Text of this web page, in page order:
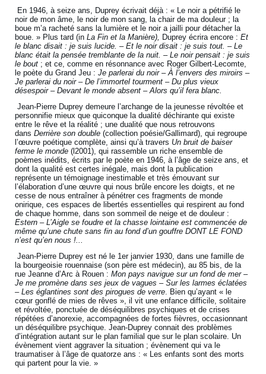
En 1946, à seize ans, Duprey écrivait déjà : « Le noir a pétrifié le
noir de mon âme, le noir de mon sang, la chair de ma douleur ; la
boue m’a racheté sans la lumière et le noir a jailli pour détacher la
boue. » Plus tard (inLa Fin et la Manière), Duprey écrira encore :Et
le blanc disait : je suis lucide. – Et le noir disait : je suis tout. – Le
blanc était la pensée tremblante de la nuit. – Le noir pensait : je suis
le bout ; et ce, comme en résonnance avec Roger Gilbert-Lecomte,
le poète du Grand Jeu :Je parlerai du noir – À l’envers des miroirs –
Je parlerai du noir – De l’immortel tourment – Du plus vieux
désespoir – Devant le monde absent – Alors qu’il fera blanc.
Jean-Pierre Duprey demeure l’archange de la jeunesse révoltée et
personnifie mieux que quiconque la dualité déchirante qui existe
entre le rêve et la réalité ; une dualité que nous retrouvons
dansDerrière son double (collection poésie/Gallimard), qui regroupe
l’œuvre poétique complète, ainsi qu’à travers Un bruit de baiser
ferme le monde(l2001), qui rassemble un riche ensemble de
poèmes inédits, écrits par le poète en 1946, à l’âge de seize ans, et
dont la qualité est certes inégale, mais dont la publication
représente un témoignage inestimable et très émouvant sur
l’élaboration d’une œuvre qui nous brûle encore les doigts, et ne
cesse de nous entraîner à pénétrer ces fragments de monde
onirique, ces espaces de libertés essentielles qui respirent au fond
de chaque homme, dans son sommeil de neige et de douleur :
Estern – L’Aigle se foudre et la chasse lointaine est commencée de
même qu’une chute sans fin au fond d’un gouffre DONT LE FOND
n’est qu’en nous !...
Jean-Pierre Duprey est né le 1er janvier 1930, dans une famille de
la bourgeoisie rouennaise (son père est médecin), au 85 bis, de la
rue Jeanne d’Arc à Rouen :Mon pays navigue sur un fond de mer –
Je me promène dans ses jeux de vagues – Sur les larmes éclatées
– Les églantines sont des pirogues de verre. Bien qu’ayant « le
cœur gonflé de mies de rêves », il vit une enfance difficile, solitaire
et révoltée, ponctuée de déséquilibres psychiques et de crises
répétées d’anorexie, accompagnées de fortes fièvres, occasionnant
un déséquilibre psychique. Jean-Duprey connait des problèmes
d’intégration autant sur le plan familial que sur le plan scolaire. Un
évènement vient aggraver la situation ; évènement qui va le
traumatiser à l’âge de quatorze ans : « Les enfants sont des morts
qui partent pour la vie. »